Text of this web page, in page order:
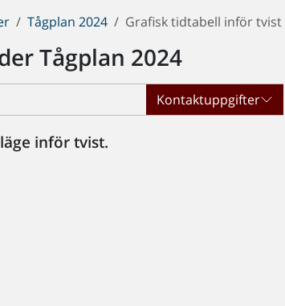
Tågplan 2024 Grafisk tidtabell inför tvist
Tågplan 2024
Kontaktuppgifter
inför tvist.